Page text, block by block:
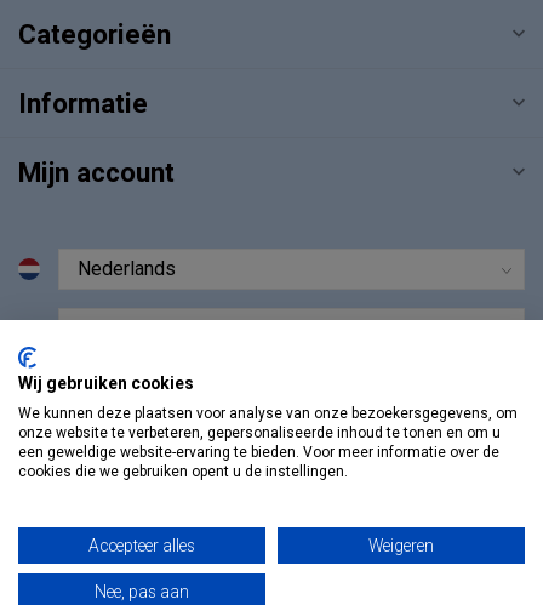
Categorieën
Informatie
Mijn account
© Copyright 2026 Vosmedisch.nl - A. Vos en Zoons B.V.
Wij gebruiken cookies
We kunnen deze plaatsen voor analyse van onze bezoekersgegevens, om
onze website te verbeteren, gepersonaliseerde inhoud te tonen en om u
een geweldige website-ervaring te bieden. Voor meer informatie over de
cookies die we gebruiken opent u de instellingen.
Accepteer alles Weigeren
Nee, pas aan